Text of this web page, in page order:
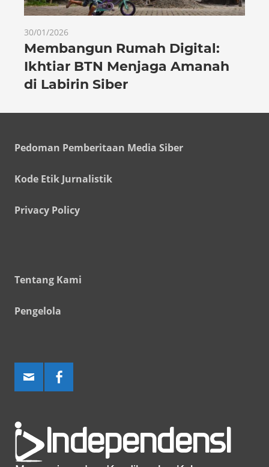
30/01/2026
Membangun Rumah Digital:
Ikhtiar BTN Menjaga Amanah
di Labirin Siber
Pedoman Pemberitaan Media Siber
Kode Etik Jurnalistik
Privacy Policy
Tentang Kami
Pengelola